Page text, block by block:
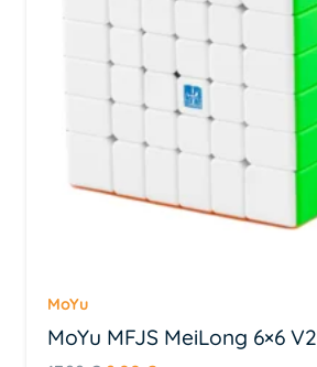
MoYu
MoYu MFJS MeiLong 6×6 V2